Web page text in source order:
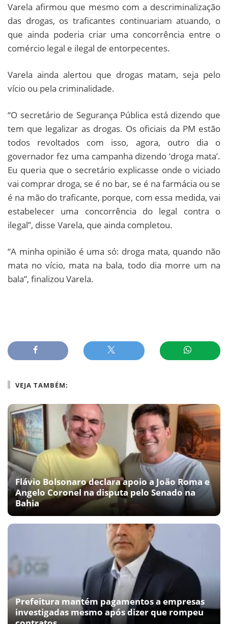
Varela afirmou que mesmo com a descriminalização
das drogas, os traficantes continuariam atuando, o
que ainda poderia criar uma concorrência entre o
comércio legal e ilegal de entorpecentes.
Varela ainda alertou que drogas matam, seja pelo
vício ou pela criminalidade.
“O secretário de Segurança Pública está dizendo que
tem que legalizar as drogas. Os oficiais da PM estão
todos revoltados com isso, agora, outro dia o
governador fez uma campanha dizendo ‘droga mata’.
Eu queria que o secretário explicasse onde o viciado
vai comprar droga, se é no bar, se é na farmácia ou se
é na mão do traficante, porque, com essa medida, vai
estabelecer uma concorrência do legal contra o
ilegal”, disse Varela, que ainda completou.
“A minha opinião é uma só: droga mata, quando não
mata no vício, mata na bala, todo dia morre um na
bala”, finalizou Varela.
VEJA TAMBÉM:
Flávio Bolsonaro declara apoio a João Roma e
Angelo Coronel na disputa pelo Senado na
Bahia
Prefeitura mantém pagamentos a empresas
investigadas mesmo após dizer que rompeu